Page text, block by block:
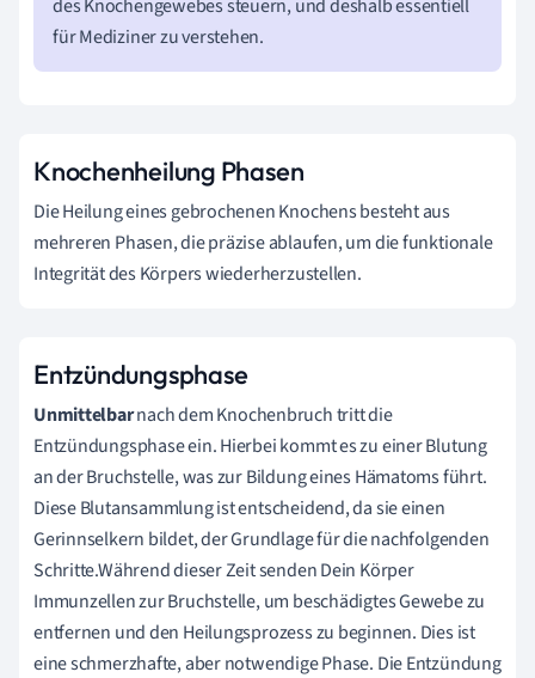
des Knochengewebes steuern, und deshalb essentiell
für Mediziner zu verstehen.
Knochenheilung Phasen
Die Heilung eines gebrochenen Knochens besteht aus
mehreren Phasen, die präzise ablaufen, um die funktionale
Integrität des Körpers wiederherzustellen.
Entzündungsphase
Unmittelbarnach dem Knochenbruch tritt die
Entzündungsphase ein. Hierbei kommt es zu einer Blutung
an der Bruchstelle, was zur Bildung eines Hämatoms führt.
Diese Blutansammlung ist entscheidend, da sie einen
Gerinnselkern bildet, der Grundlage für die nachfolgenden
Schritte.Während dieser Zeit senden Dein Körper
Immunzellen zur Bruchstelle, um beschädigtes Gewebe zu
entfernen und den Heilungsprozess zu beginnen. Dies ist
eine schmerzhafte, aber notwendige Phase. Die Entzündung